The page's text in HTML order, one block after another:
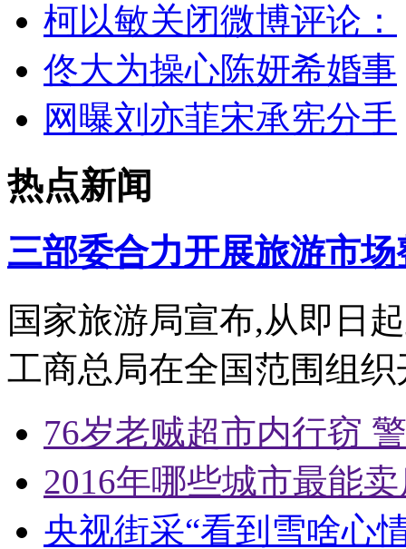
柯以敏关闭微博评论：
佟大为操心陈妍希婚事
网曝刘亦菲宋承宪分手
热点新闻
三部委合力开展旅游市
国家旅游局宣布,从即日
工商总局在全国范围组织
76岁老贼超市内行窃
2016年哪些城市最能
央视街采“看到雪啥心